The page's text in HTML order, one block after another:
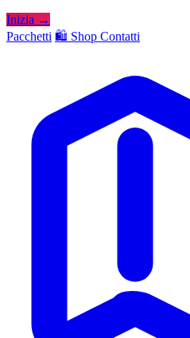
Inizia →
Pacchetti 🛍️ Shop Contatti